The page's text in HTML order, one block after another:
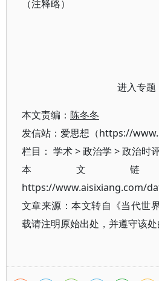
（注释略）
进入专
本文责编： 陈冬冬
发信站：爱思想（https://
栏目： 学术>政治学 >政治时
本文
https://www.aisixiang.com/
文章来源：本文转自《当代世
载请注明原始出处，并遵守该处